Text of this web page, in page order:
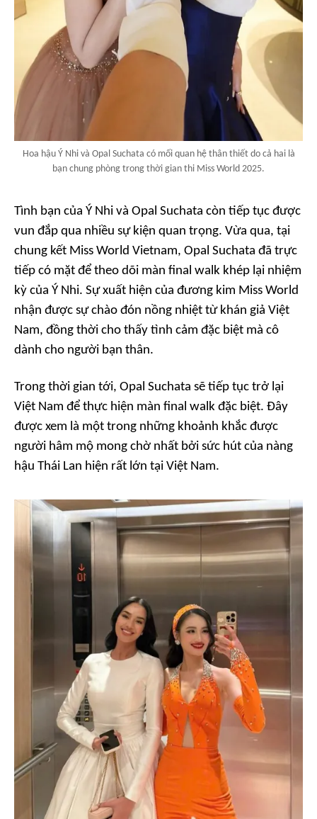
Hoa hậu Ý Nhi và Opal Suchata có mối quan hệ thân thiết do cả hai là
bạn chung phòng trong thời gian thi Miss World 2025.
Tình bạn của Ý Nhi và Opal Suchata còn tiếp tục được
vun đắp qua nhiều sự kiện quan trọng. Vừa qua, tại
chung kết Miss World Vietnam, Opal Suchata đã trực
tiếp có mặt để theo dõi màn final walk khép lại nhiệm
kỳ của Ý Nhi. Sự xuất hiện của đương kim Miss World
nhận được sự chào đón nồng nhiệt từ khán giả Việt
Nam, đồng thời cho thấy tình cảm đặc biệt mà cô
dành cho người bạn thân.
Trong thời gian tới, Opal Suchata sẽ tiếp tục trở lại
Việt Nam để thực hiện màn final walk đặc biệt. Đây
được xem là một trong những khoảnh khắc được
người hâm mộ mong chờ nhất bởi sức hút của nàng
hậu Thái Lan hiện rất lớn tại Việt Nam.